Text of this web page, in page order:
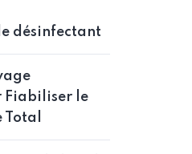
désinfectant
Fiabiliser le